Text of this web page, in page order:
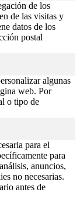
de los
de las visitas y
datos de los
postal
algunas
web. Por
o tipo de
para el
para
anuncios,
no necesarias.
antes de